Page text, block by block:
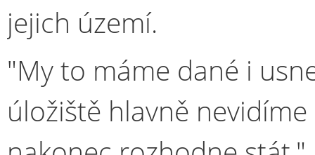
jejich území.
"My to máme dané i
úložiště hlavně